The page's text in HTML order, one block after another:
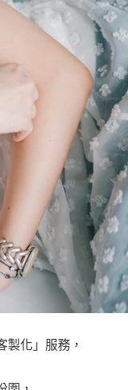
化」服務，